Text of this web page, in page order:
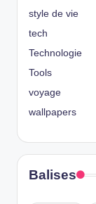
style de vie
tech
Technologie
Tools
voyage
wallpapers
Balises